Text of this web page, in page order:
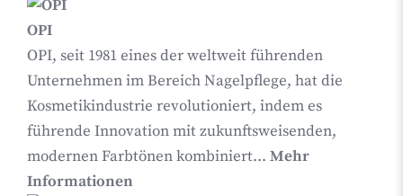
OPI
OPI, seit 1981 eines der weltweit führenden
Unternehmen im Bereich Nagelpflege, hat die
Kosmetikindustrie revolutioniert, indem es
führende Innovation mit zukunftsweisenden,
modernen Farbtönen kombiniert... Mehr
Informationen